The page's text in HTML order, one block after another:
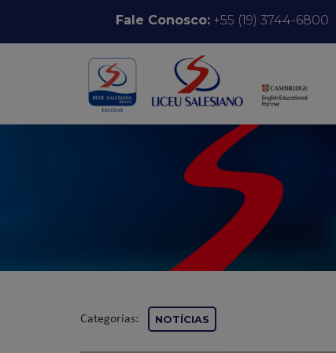
Pular para o conteúdoFale Conosco:+55 (19) 3744-6800
Categorias: NOTÍCIAS